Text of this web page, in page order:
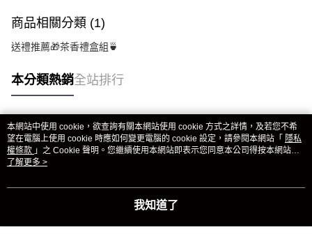
商品相關分類 (1)
送禮推薦🎁茶香禮盒組🍵
本分類熱銷全站排行
熱門標籤
本網站中使用 cookie，欲查詢有關本網站使用 cookie 方式之詳情，及若您不希
望在電腦上使用 cookie 時應如何變更電腦的 cookie 設定，請參閱本網站「 隱私
權條款 」之 Cookie 聲明。您繼續使用本網站即表示您同意本公司得按本網站使
用條款之 Cookie 聲明使用 cookie。
了解更多 >
我知道了